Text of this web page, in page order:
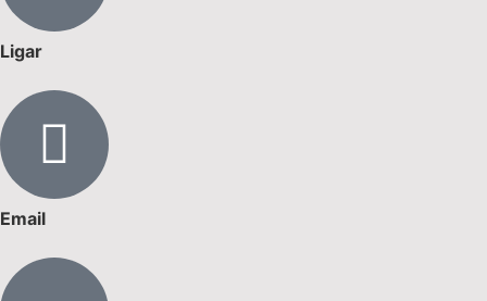
Ligar
Email